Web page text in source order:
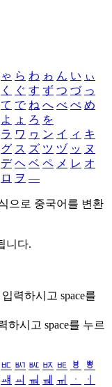
ゃ ら わ ゎ ん い ぃ
く ぐ す ず つ づ っ
て で ね へ べ ぺ め
よ ょ ろ を
ラ ワ ヮ ン イ ィ キ
グ ス ズ ツ ヅ ッ ヌ
デ ヘ ベ ペ メ レ オ
ロ ヲ ―
으로 중국어를 변환
니다.
입력하시고 space를
하시고 space를 누르
ㅳ ㅴ ㅵ ㅶ ㅷ ㅸ
ㅹ
ㆈ ㆉ ㆊ ㆋ ㆌ ㆍ
ㆎ